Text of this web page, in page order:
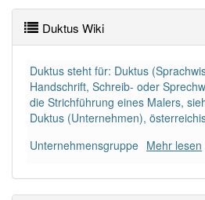
PowerIndex:5
Häufigkeit: 4 von 10
Duktus Wiki
Duktus steht für: Duktus
Handschrift, Schreib- oder
die Strichführung eines Malers,
Duktus (Unternehmen),
Unternehmensgruppe Mehr lesen